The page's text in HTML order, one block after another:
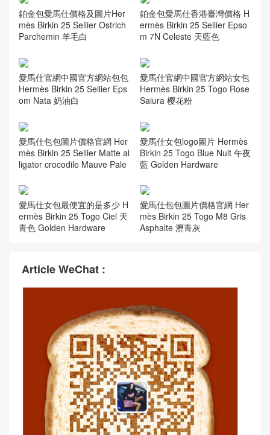
electric
Birkin 25 Barenia Natural Fa
uve 金扣
Hermès Birkin 25 Ostrich Ter
reCuite 陶瓷粉
mès Birkin 25 Sellier Ostrich
Parchemin 羊毛白
ermès Birkin 25 Sellier Epso
m 7N Celeste 天藍色
Hermès Birkin 25 Sellier Eps
om Nata 奶油白
Hermès Birkin 25 Togo Rose
Saiura 樱花粉
ligator crocodile Mauve Pale
愛馬仕女包最便宜的是多少 H
ermès Birkin 25 Togo Ciel 天
青色 Golden Hardware
愛馬仕包包圖片價格官網 Her
mès Birkin 25 Togo M8 Gris
Asphalte 瀝青灰
Article WeChat :